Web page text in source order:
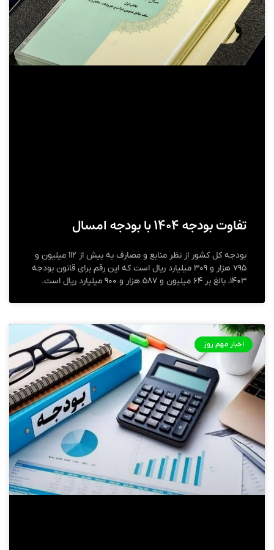
تفاوت بودجه ۱۴۰۴ با بودجه امسال
بودجه کل کشور از نظر منابع و مصارف به بیش از ۱۱۲ میلیون و
۷۹۵ هزار و ۳۰۹ میلیارد ریال است که این رقم برای قانون بودجه
۱۴۰۳، بالغ بر ۶۴ میلیون و ۵۸۷ هزار و ۹۰۰ میلیارد ریال است.
اخبار مهم روز